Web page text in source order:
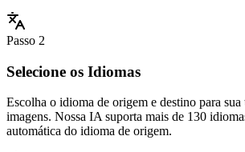
Passo 2
Selecione os Idiomas
Escolha o idioma de origem e destino para sua
imagens. Nossa IA suporta mais de 130
automática do idioma de origem.